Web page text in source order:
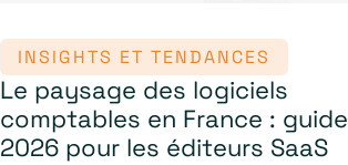
INSIGHTS ET TENDANCES
Le paysage des logiciels
comptables en France : guide
2026 pour les éditeurs SaaS